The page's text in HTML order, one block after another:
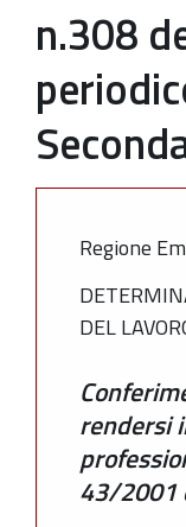
n.308
Regione
DEL
rendersi
43/2001